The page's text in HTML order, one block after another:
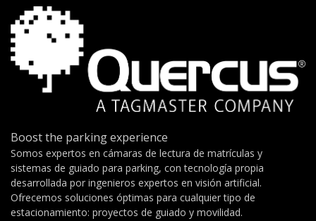
Boost the parking experience
Somos expertos en cámaras de lectura de matrículas y
sistemas de guiado para parking, con tecnología propia
desarrollada por ingenieros expertos en visión artificial.
Ofrecemos soluciones óptimas para cualquier tipo de
estacionamiento: proyectos de guiado y movilidad.